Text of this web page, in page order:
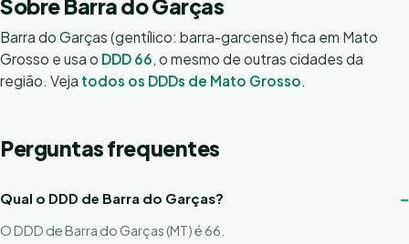
Sobre Barra do Garças
Barra do Garças (gentílico: barra-garcense) fica em Mato
Grosso e usa o DDD 66, o mesmo de outras cidades da
região. Veja todos os DDDs de Mato Grosso.
Perguntas frequentes
Qual o DDD de Barra do Garças?
O DDD de Barra do Garças (MT) é 66.